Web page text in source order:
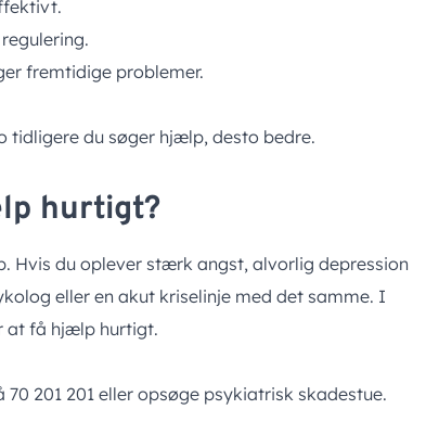
fremtidige problemer.
tidligere du søger hjælp, desto bedre.
hurtigt?
du oplever stærk angst, alvorlig depression
eller en akut kriselinje med det samme. I
at få hjælp hurtigt.
201 201 eller opsøge psykiatrisk skadestue.